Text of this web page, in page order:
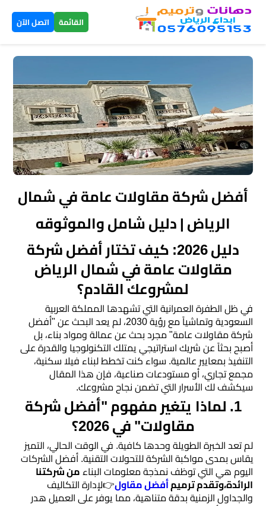
القائمة اتصل الآن ×
الرئيسية
داخلية
الرياض
دهانات
الرياض
تركيب
ديكور
فوم
الرياض
بناء
ملاحق
تركيب
خشب
شيبورد
أفضل شركة مقاولات عامة في شمال
الرياض | دليل شامل والموثوقه
​دليل 2026: كيف تختار أفضل شركة
مقاولات عامة في شمال الرياض
لمشروعك القادم؟
​في ظل الطفرة العمرانية التي تشهدها المملكة العربية
السعودية وتماشياً مع رؤية 2030، لم يعد البحث عن "أفضل
شركة مقاولات عامة" مجرد بحث عن عمالة ومواد بناء، بل
أصبح بحثاً عن شريك استراتيجي يمتلك التكنولوجيا والقدرة على
التنفيذ بمعايير عالمية. سواء كنت تخطط لبناء فيلا سكنية،
مجمع تجاري، أو مستودعات صناعية، فإن هذا المقال
سيكشف لك الأسرار التي تضمن نجاح مشروعك.
​1. لماذا يتغير مفهوم "أفضل شركة
مقاولات" في 2026؟
​لم تعد الخبرة الطويلة وحدها كافية. في الوقت الحالي، التميز
يقاس بمدى مواكبة الشركة للتحولات التقنية. أفضل الشركات
اليوم هي التي توظف نمذجة معلومات البناءمن شركتنا
الرائدة،وتقدم ترميمأفضل مقاول👉لإدارة التكاليف
والجداول الزمنية بدقة متناهية، مما يوفر على العميل هدر